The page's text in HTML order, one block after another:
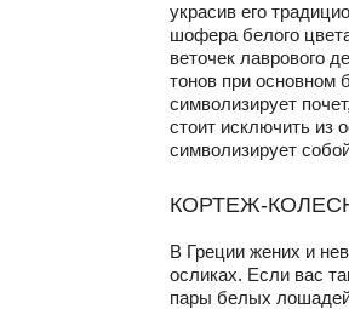
украсив его
шофера белого
веточек лаврового
тонов при основном
символизирует
стоит исключить из
символизирует
КОРТЕЖ-
В Греции жених и
осликах. Если вас
пары белых